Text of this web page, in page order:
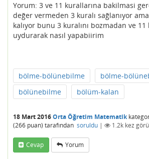
Yorum: 3 ve 11 kurallarına bakilmasi
değer vermeden 3 kuralı sağlanıyor
kalıyor bunu 3 kuralını bozmadan ve 11
uydurarak nasıl yapabiirim
bölme-bölünebilme
bölme-
bölünebilme
bölüm-kalan
18 Mart 2016Orta Öğretim Matematik
(266 puan) tarafından soruldu | 1.2k kez
Cevap Yorum